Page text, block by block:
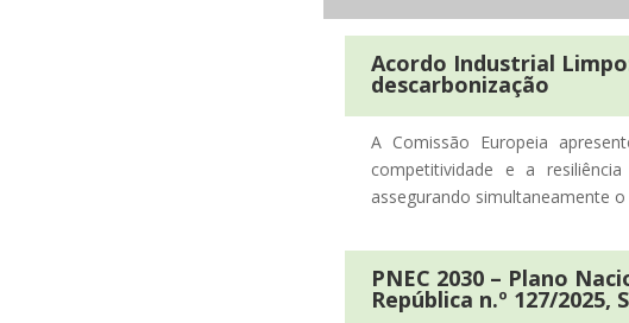
Acordo Industrial
descarbonização
A Comissão Europeia
competitividade e a
assegurando simultaneamente
PNEC 2030 – Plano
República n.º 127/2025,